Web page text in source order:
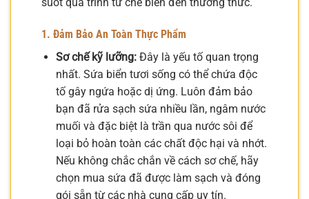
suốt quá trình từ chế biến đến thưởng thức.
1. Đảm Bảo An Toàn Thực Phẩm
Sơ chế kỹ lưỡng:Đây là yếu tố quan trọng
nhất. Sứa biển tươi sống có thể chứa độc
tố gây ngứa hoặc dị ứng. Luôn đảm bảo
bạn đã rửa sạch sứa nhiều lần, ngâm nước
muối và đặc biệt là trần qua nước sôi để
loại bỏ hoàn toàn các chất độc hại và nhớt.
Nếu không chắc chắn về cách sơ chế, hãy
chọn mua sứa đã được làm sạch và đóng
gói sẵn từ các nhà cung cấp uy tín.